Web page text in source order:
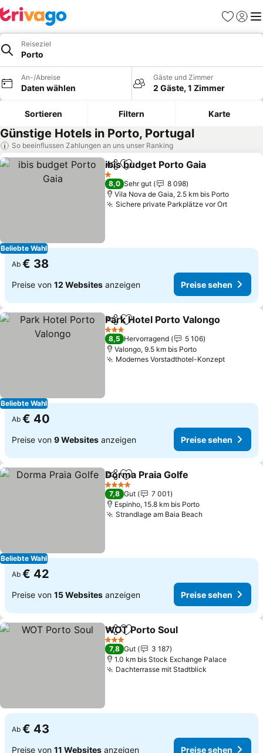
Favoriten
Reiseziel
Porto
An-/Abreise
Daten wählen
Gäste und Zimmer
2 Gäste, 1 Zimmer
Sortieren Filtern Karte
Günstige Hotels in Porto, Portugal
So beeinflussen Zahlungen an uns unser Ranking
Beliebte Wahl
TeilenZu Favoriten hinzufügen
ibis budget Porto Gaia
1 Sterne
8,0 Sehr gut
8 098
Vila Nova de Gaia, 2.5 km bis Porto
Sichere private Parkplätze vor OrtPreise
Ab € 38
Preise von 12 Websites anzeigen Preise sehen
Beliebte Wahl
TeilenZu Favoriten hinzufügen
Park Hotel Porto Valongo
3 Sterne
8,5 Hervorragend
5 106
Valongo, 9.5 km bis Porto
Modernes Vorstadthotel-KonzeptPreise
Ab € 40
Preise von 9 Websites anzeigen Preise sehen
Beliebte Wahl
TeilenZu Favoriten hinzufügen
Dorma Praia Golfe
4 Sterne
7,8 Gut
7 001
Espinho, 15.8 km bis Porto
Strandlage am Baia BeachPreise sehen
Ab € 42
Preise von 15 Websites anzeigen Preise sehen
TeilenZu Favoriten hinzufügen
WOT Porto Soul
3 Sterne
7,8 Gut
3 187
1.0 km bis Stock Exchange Palace
Dachterrasse mit Stadtblick
Ab € 43
Preise von 11 Websites anzeigen Preise sehen